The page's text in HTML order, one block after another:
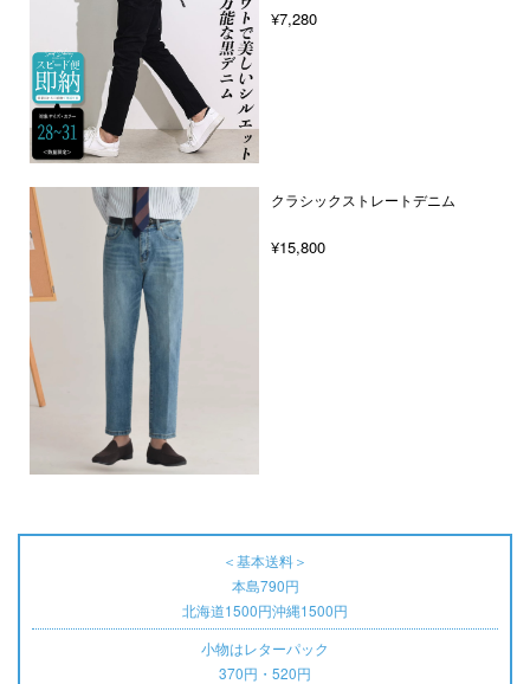
¥7,280
クラシックストレートデニム
¥15,800
＜基本送料＞
本島790円
北海道1500円沖縄1500円
小物はレターパック
370円・520円